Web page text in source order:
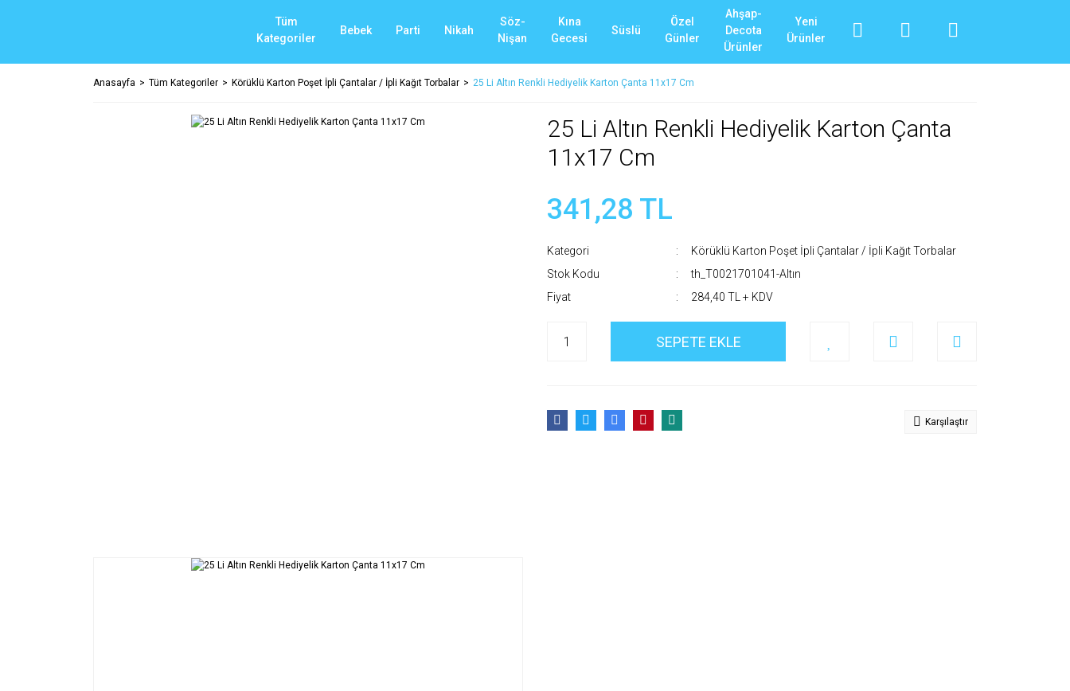
Tüm
Kategoriler
Bebek Parti Nikah
Söz-
Nişan
Kına
Gecesi
Süslü
Özel
Günler
Ahşap-
Decota
Ürünler
Yeni
Ürünler
Anasayfa Tüm Kategoriler Körüklü Karton Poşet İpli Çantalar / İpli Kağıt Torbalar 25 Li Altın Renkli Hediyelik Karton Çanta 11x17 Cm
25 Li Altın Renkli Hediyelik Karton Çanta
11x17 Cm
341,28 TL
Kategori
Körüklü Karton Poşet İpli Çantalar / İpli Kağıt Torbalar
Stok Kodu
th_T0021701041-Altın
Fiyat
284,40 TL + KDV
SEPETE EKLE
Karşılaştır